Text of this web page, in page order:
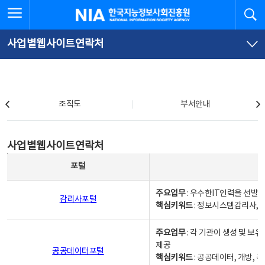
문
로
가
체
뉴
바
가
한국지능정보사회진흥원
사업별웹사이트연락처
조직도 부서안내
사업별웹사이트연락처
포털
감리사포털
주요업무: 우수한IT인력을 선발
핵심키워드: 정보시스템감리사,
공공데이터포털
주요업무: 각 기관이 생성 및 보
제공
핵심키워드: 공공데이터, 개방,